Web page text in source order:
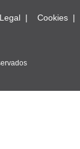
Cookies